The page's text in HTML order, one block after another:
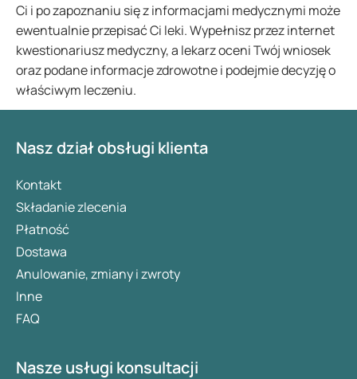
Ci i po zapoznaniu się z informacjami medycznymi może
ewentualnie przepisać Ci leki. Wypełnisz przez internet
kwestionariusz medyczny, a lekarz oceni Twój wniosek
oraz podane informacje zdrowotne i podejmie decyzję o
właściwym leczeniu.
Nasz dział obsługi klienta
Kontakt
Składanie zlecenia
Płatność
Dostawa
Anulowanie, zmiany i zwroty
Inne
FAQ
Nasze usługi konsultacji